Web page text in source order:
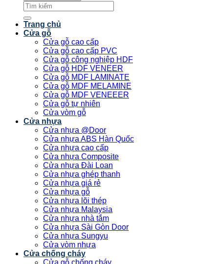
Tìm
kiếm:
Trang chủ
Cửa gỗ
Cửa gỗ cao cấp
Cửa gỗ cao cấp PVC
Cửa gỗ công nghiệp HDF
Cửa gỗ HDF VENEER
Cửa gỗ MDF LAMINATE
Cửa gỗ MDF MELAMINE
Cửa gỗ MDF VENEEER
Cửa gỗ tự nhiên
Cửa vòm gỗ
Cửa nhựa
Cửa nhựa @Door
Cửa nhựa ABS Hàn Quốc
Cửa nhựa cao cấp
Cửa nhựa Composite
Cửa nhựa Đài Loan
Cửa nhựa ghép thanh
Cửa nhựa giá rẻ
Cửa nhựa gỗ
Cửa nhựa lõi thép
Cửa nhựa Malaysia
Cửa nhựa nhà tắm
Cửa nhựa Sài Gòn Door
Cửa nhựa Sungyu
Cửa vòm nhựa
Cửa chống cháy